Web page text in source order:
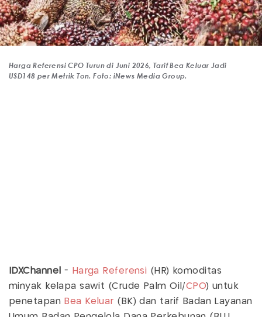
Harga Referensi CPO Turun di Juni 2026, Tarif Bea Keluar Jadi
USD148 per Metrik Ton. Foto: iNews Media Group.
IDXChannel - Harga Referensi (HR) komoditas
minyak kelapa sawit (Crude Palm Oil/CPO) untuk
penetapan Bea Keluar (BK) dan tarif Badan Layanan